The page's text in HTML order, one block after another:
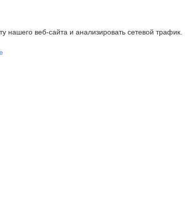
веб-сайта и анализировать сетевой трафик.